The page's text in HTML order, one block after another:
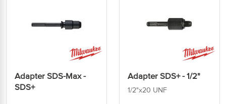
Adapter SDS-Max -
SDS+
Adapter SDS+ - 1/2"
1/2"x20 UNF